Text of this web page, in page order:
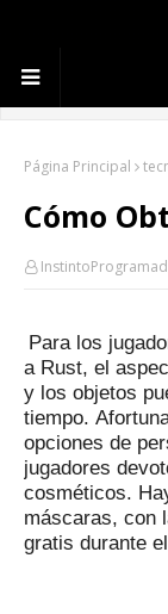
Página Principal
Cómo
Para los
a Rust, el
y los objetos
tiempo.
opciones de
jugadores
cosméticos.
máscaras, con
gratis durante